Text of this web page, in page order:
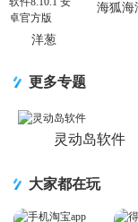
洋葱
淘软件
8.10.1 安卓
官方版
海狐海
更多专题
灵动岛软件
大家都在玩